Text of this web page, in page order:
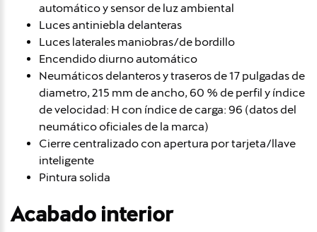
automático y sensor de luz ambiental
Luces antiniebla delanteras
Luces laterales maniobras/de bordillo
Encendido diurno automático
Neumáticos delanteros y traseros de 17 pulgadas de
diametro, 215 mm de ancho, 60 % de perfil y índice
de velocidad: H con índice de carga: 96 (datos del
neumático oficiales de la marca)
Cierre centralizado con apertura por tarjeta/llave
inteligente
Pintura solida
Acabado interior